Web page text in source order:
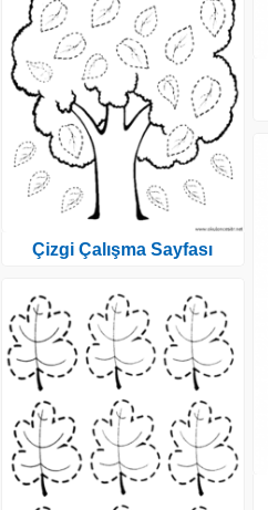
Çizgi Çalışma Sayfası